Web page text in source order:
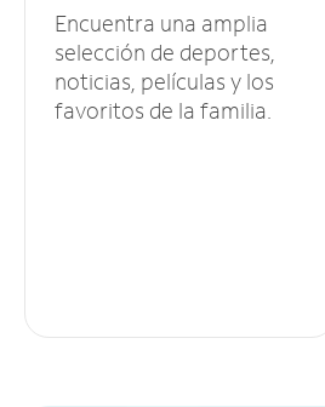
Encuentra una amplia
selección de deportes,
noticias, películas y los
favoritos de la familia.